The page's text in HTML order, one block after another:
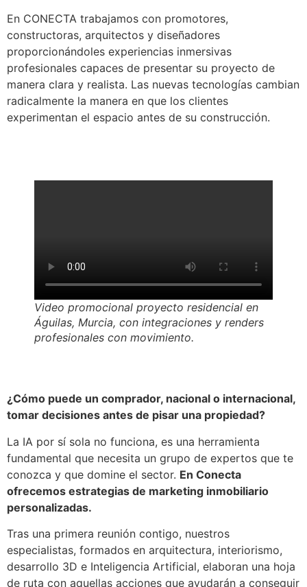
En CONECTA trabajamos con promotores,
constructoras, arquitectos y diseñadores
proporcionándoles experiencias inmersivas
profesionales capaces de presentar su proyecto de
manera clara y realista. Las nuevas tecnologías cambian
radicalmente la manera en que los clientes
experimentan el espacio antes de su construcción.
Video promocional proyecto residencial en
Águilas, Murcia, con integraciones y renders
profesionales con movimiento.
¿Cómo puede un comprador, nacional o internacional,
tomar decisiones antes de pisar una propiedad?
La IA por sí sola no funciona, es una herramienta
fundamental que necesita un grupo de expertos que te
conozca y que domine el sector. En Conecta
ofrecemos estrategias de marketing inmobiliario
personalizadas.
Tras una primera reunión contigo, nuestros
especialistas, formados en arquitectura, interiorismo,
desarrollo 3D e Inteligencia Artificial, elaboran una hoja
de ruta con aquellas acciones que ayudarán a conseguir